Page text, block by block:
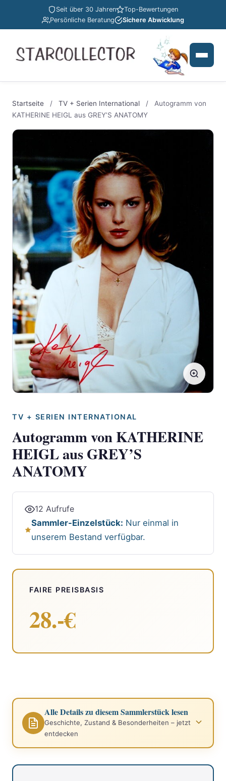
Seit über 30 Jahren
Top-Bewertungen
Persönliche Beratung
Sichere Abwicklung
Startseite / TV + Serien International /
Autogramm von
KATHERINE HEIGL aus GREY’S ANATOMY
TV + SERIEN INTERNATIONAL
Autogramm von KATHERINE
HEIGL aus GREY’S
ANATOMY
12 Aufrufe
Sammler-Einzelstück: Nur einmal in
unserem Bestand verfügbar.
FAIRE PREISBASIS
28.-€
Alle Details zu diesem Sammlerstück lesen
Geschichte, Zustand & Besonderheiten – jetzt
entdecken